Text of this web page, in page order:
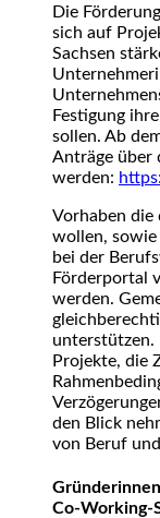
Die
sich auf
Sachsen
Festigung
sollen. Ab
Anträge über
werden:
Vorhaben die
wollen, sowie
bei der
Förderportal
werden.
unterstützen.
Projekte, die
den Blick
von Beruf
Co-Working-